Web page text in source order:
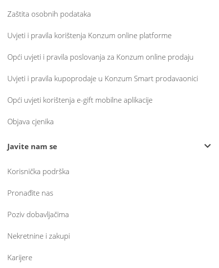
Zaštita osobnih podataka
Uvjeti i pravila korištenja Konzum online platforme
Opći uvjeti i pravila poslovanja za Konzum online prodaju
Uvjeti i pravila kupoprodaje u Konzum Smart prodavaonici
Opći uvjeti korištenja e-gift mobilne aplikacije
Objava cjenika
Javite nam se
Korisnička podrška
Pronađite nas
Poziv dobavljačima
Nekretnine i zakupi
Karijere